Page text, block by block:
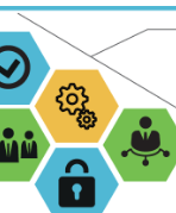
velocemente e
rilevati.